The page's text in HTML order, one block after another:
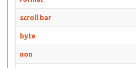
scroll bar
byte
non